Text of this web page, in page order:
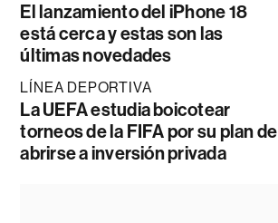
El lanzamiento del iPhone 18
está cerca y estas son las
últimas novedades
LÍNEA DEPORTIVA
La UEFA estudia boicotear
torneos de la FIFA por su plan de
abrirse a inversión privada